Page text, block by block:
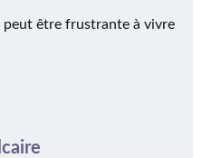
peut être frustrante à vivre